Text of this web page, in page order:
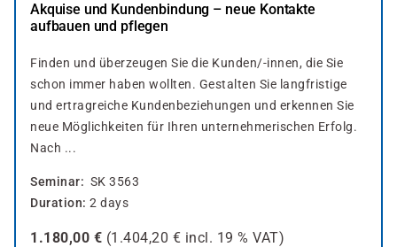
Akquise und Kundenbindung – neue Kontakte
aufbauen und pflegen
Finden und überzeugen Sie die Kunden/-innen, die Sie
schon immer haben wollten. Gestalten Sie langfristige
und ertragreiche Kundenbeziehungen und erkennen Sie
neue Möglichkeiten für Ihren unternehmerischen Erfolg.
Nach ...
Seminar
SK 3563
Duration 2 days
1.180,00 € (1.404,20 € incl. 19 % VAT)